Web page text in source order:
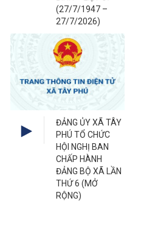
(27/7/1947 –
27/7/2026)
ĐẢNG ỦY XÃ TÂY
PHÚ TỔ CHỨC
HỘI NGHỊ BAN
CHẤP HÀNH
ĐẢNG BỘ XÃ LẦN
THỨ 6 (MỞ
RỘNG)